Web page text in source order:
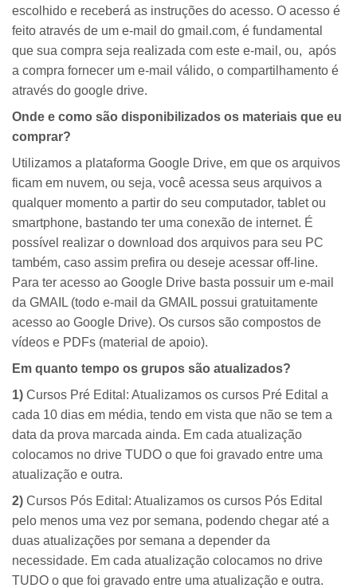
escolhido e receberá as instruções do acesso. O acesso é
feito através de um e-mail do gmail.com, é fundamental
que sua compra seja realizada com este e-mail, ou, após
a compra fornecer um e-mail válido, o compartilhamento é
através do google drive.
Onde e como são disponibilizados os materiais que eu
comprar?
Utilizamos a plataforma Google Drive, em que os arquivos
ficam em nuvem, ou seja, você acessa seus arquivos a
qualquer momento a partir do seu computador, tablet ou
smartphone, bastando ter uma conexão de internet. É
possível realizar o download dos arquivos para seu PC
também, caso assim prefira ou deseje acessar off-line.
Para ter acesso ao Google Drive basta possuir um e-mail
da GMAIL (todo e-mail da GMAIL possui gratuitamente
acesso ao Google Drive). Os cursos são compostos de
vídeos e PDFs (material de apoio).
Em quanto tempo os grupos são atualizados?
1) Cursos Pré Edital: Atualizamos os cursos Pré Edital a
cada 10 dias em média, tendo em vista que não se tem a
data da prova marcada ainda. Em cada atualização
colocamos no drive TUDO o que foi gravado entre uma
atualização e outra.
2) Cursos Pós Edital: Atualizamos os cursos Pós Edital
pelo menos uma vez por semana, podendo chegar até a
duas atualizações por semana a depender da
necessidade. Em cada atualização colocamos no drive
TUDO o que foi gravado entre uma atualização e outra.